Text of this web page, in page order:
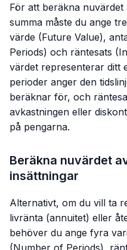
För att beräkna nuvärdet
summa måste du ange
värde (Future Value),
Periods) och räntesats
värdet representerar ditt
perioder anger den
beräknar för, och
avkastningen eller
på pengarna.
Beräkna nuvärdet
insättningar
Alternativt, om du vill ta
livränta (annuitet) eller
behöver du ange fyra
(Number of Periods),